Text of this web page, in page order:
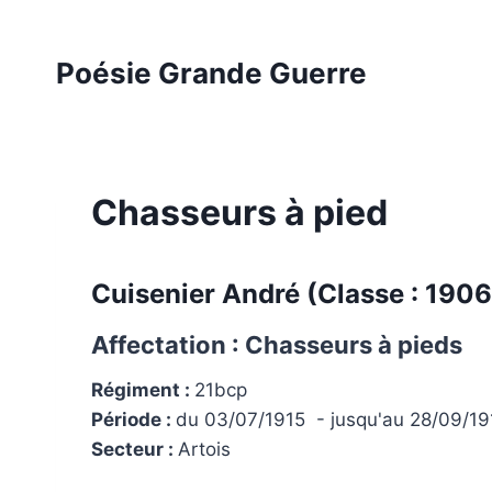
contenuPoésie Grande Guerre
Chasseurs à pied
Cuisenier André (Classe :
Affectation : Chasseurs à pieds
Régiment : 21bcp
Période : du 03/07/1915 - jusqu'au 28/09/
Secteur : Artois